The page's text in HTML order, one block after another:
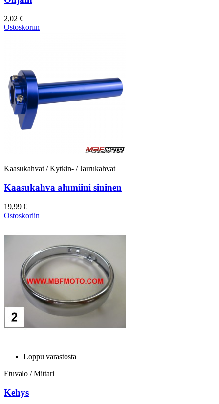
2,02 €
Ostoskoriin
Kaasukahvat / Kytkin- / Jarrukahvat
Kaasukahva alumiini sininen
19,99 €
Ostoskoriin
Loppu varastosta
Etuvalo / Mittari
Kehys